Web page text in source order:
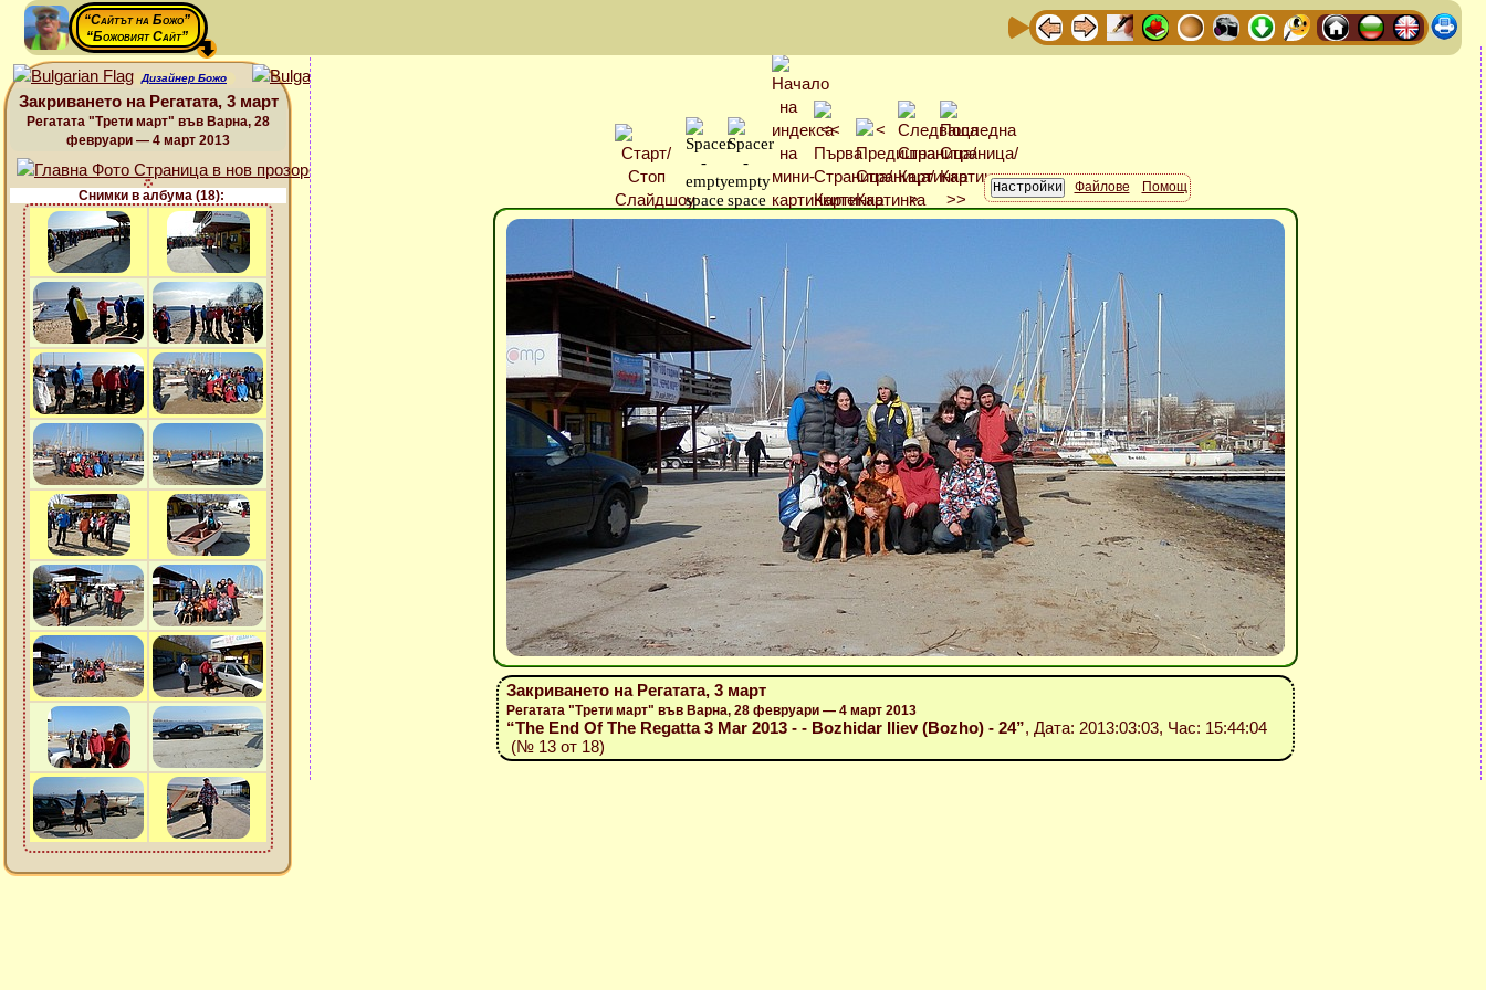
“Сайтът на Божо”
“Божовият Сайт”
Дизайнер Божо
Закриването на Регатата, 3 март
Регатата "Трети март" във Варна, 28
февруари — 4 март 2013
Снимки в албума (18):
Файлове Помощ
Закриването на Регатата, 3 март
Регатата "Трети март" във Варна, 28 февруари — 4 март 2013
“The End Of The Regatta 3 Mar 2013 - - Bozhidar Iliev (Bozho) - 24”, Дата: 2013:03:03, Час: 15:44:04
(№ 13 от 18)